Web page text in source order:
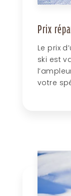
Prix
Le prix
ski est
votre